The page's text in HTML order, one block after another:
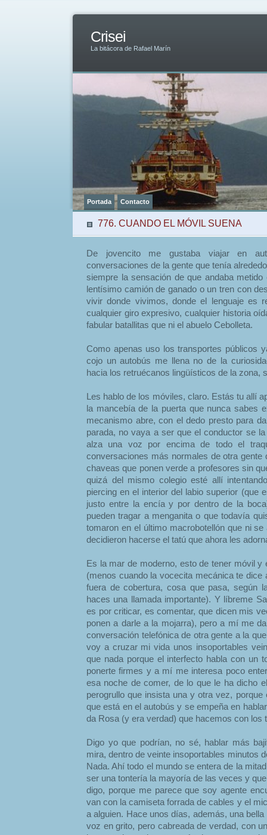
Crisei
La bitácora de Rafael Marín
Portada Contacto
776. CUANDO EL MÓVIL SUENA
De jovencito me gustaba viajar en
conversaciones de la gente que tenía
siempre la sensación de que andaba
lentísimo camión de ganado o un tren con
vivir donde vivimos, donde el lenguaje es
cualquier giro expresivo, cualquier historia
fabular batallitas que ni el abuelo Cebolleta.
Como apenas uso los transportes públicos
cojo un autobús me llena no de la
hacia los retruécanos lingüísticos de la zona,
Les hablo de los móviles, claro. Estás tu allí
la mancebía de la puerta que nunca sabes
mecanismo abre, con el dedo presto para
parada, no vaya a ser que el conductor se
alza una voz por encima de todo el
conversaciones más normales de otra
chaveas que ponen verde a profesores sin
quizá del mismo colegio esté allí
piercing en el interior del labio superior (que
justo entre la encía y por dentro de la
pueden tragar a menganita o que todavía
tomaron en el último macrobotellón que ni
decidieron hacerse el tatú que ahora les
Es la mar de moderno, esto de tener móvil y
(menos cuando la vocecita mecánica te dice
fuera de cobertura, cosa que pasa, según
haces una llamada importante). Y líbreme
es por criticar, es comentar, que dicen mis
ponen a darle a la mojarra), pero a mí me
conversación telefónica de otra gente a la
voy a cruzar mi vida unos insoportables
que nada porque el interfecto habla con un
ponerte firmes y a mí me interesa poco
esa noche de comer, de lo que le ha dicho
perogrullo que insista una y otra vez,
que está en el autobús y se empeña en
da Rosa (y era verdad) que hacemos con los
Digo yo que podrían, no sé, hablar más
mira, dentro de veinte insoportables minutos
Nada. Ahí todo el mundo se entera de la
ser una tontería la mayoría de las veces y
digo, porque me parece que soy agente
van con la camiseta forrada de cables y el
a alguien. Hace unos días, además, una
voz en grito, pero cabreada de verdad, con